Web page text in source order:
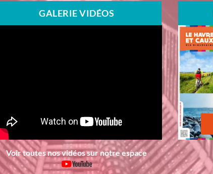
GALERIE VIDÉOS
Voir toutes nos vidéos sur notre espace